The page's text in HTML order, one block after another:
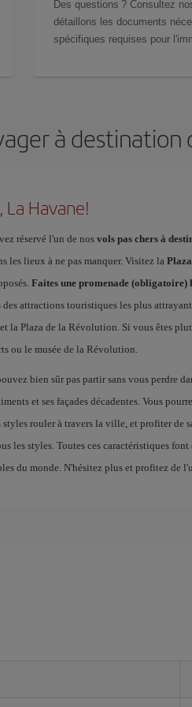
Des questions ? Consultez
détaillons les documents
spécifiques requises pour
à destination
La Havane!
réservé l'un de nos vols pas chers à
les lieux à ne pas manquer. Visitez la
Faites une promenade (obligatoire)
des attractions touristiques les plus
la Plaza de la Révolution. Si vous êtes
ou le musée de la Révolution.
bien sûr pas partir sans vous perdre
et ses façades décadentes. Vous
rouler à travers la ville, et profiter de
les styles. Toutes ces caractéristiques
du monde. N'hésitez plus et profitez de